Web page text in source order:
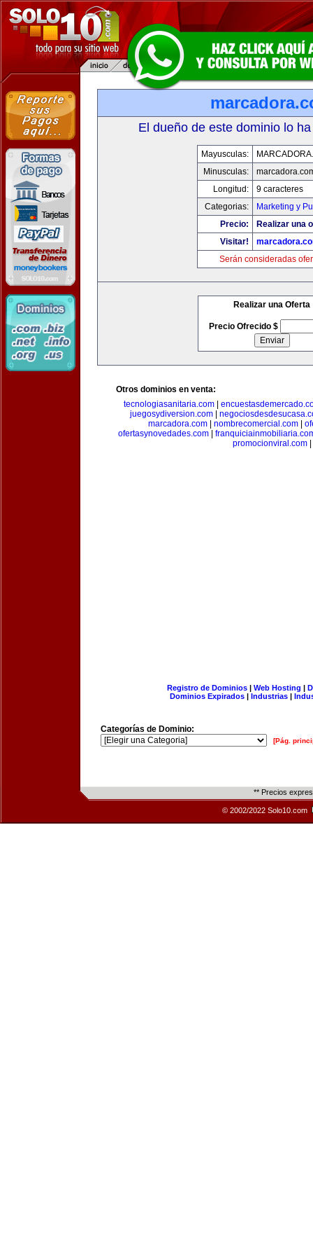
El dueño de este dominio lo
Mayusculas:
Minusculas:
Longitud:
9 caracteres
Categorias:
Marketing y
Precio:
Realizar una
Visitar!
Serán consideradas
Realizar una Oferta
Precio Ofrecido $
Otros dominios en venta:
tecnologiasanitaria.com|
juegosydiversion.com
marcadora.com| nombrecomercial.com|
ofertasynovedades.com|
promocionviral.com|
Registro de Dominios| Web Hosting |
Dominios Expirados | Industrias |
Categorías de Dominio:
[Pág.
** Precios
© 2002/2022 Solo10.com